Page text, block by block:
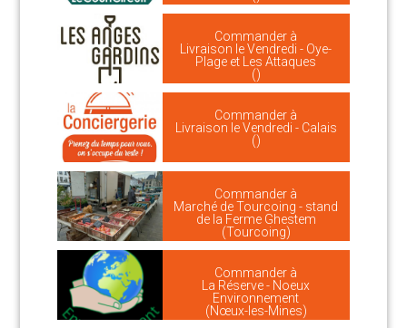
Commander à
Livraison le Vendredi - Oye-
Plage et Les Attaques
()
Commander à
Livraison le Vendredi - Calais
()
Commander à
Marché de Tourcoing - stand
de la Ferme Ghestem
(Tourcoing)
Commander à
La Réserve - Noeux
Environnement
(Nœux-les-Mines)